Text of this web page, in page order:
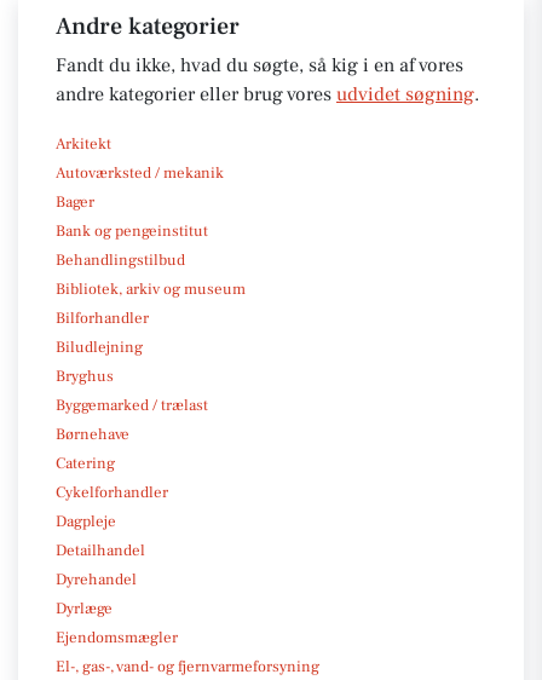
Andre kategorier
Fandt du ikke, hvad du søgte, så kig i en af vores
andre kategorier eller brug vores udvidet søgning.
Arkitekt
Autoværksted / mekanik
Bager
Bank og pengeinstitut
Behandlingstilbud
Bibliotek, arkiv og museum
Bilforhandler
Biludlejning
Bryghus
Byggemarked / trælast
Børnehave
Catering
Cykelforhandler
Dagpleje
Detailhandel
Dyrehandel
Dyrlæge
Ejendomsmægler
El-, gas-, vand- og fjernvarmeforsyning